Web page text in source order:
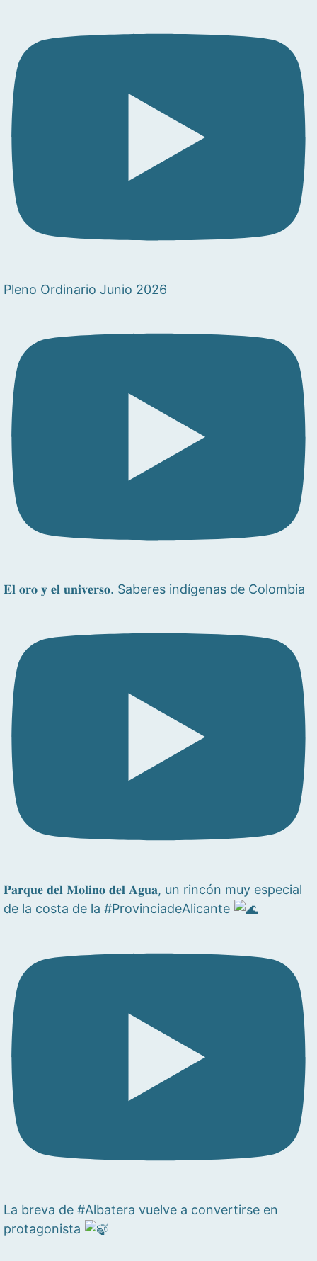
Pleno Ordinario Junio 2026
𝐄𝐥 𝐨𝐫𝐨 𝐲 𝐞𝐥 𝐮𝐧𝐢𝐯𝐞𝐫𝐬𝐨. Saberes indígenas de Colombia
𝐏𝐚𝐫𝐪𝐮𝐞 𝐝𝐞𝐥 𝐌𝐨𝐥𝐢𝐧𝐨 𝐝𝐞𝐥 𝐀𝐠𝐮𝐚, un rincón muy especial
de la costa de la #ProvinciadeAlicante
La breva de #Albatera vuelve a convertirse en
protagonista